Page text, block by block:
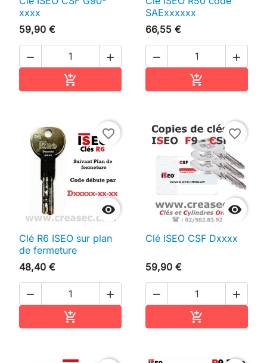
xxxx
59,90 €
 

SAExxxxxx
66,55 €
 


favorite_border
Clé R6 ISEO sur plan
de fermeture
48,40 €
 


favorite_border
Clé ISEO CSF Dxxxx
59,90 €
 
